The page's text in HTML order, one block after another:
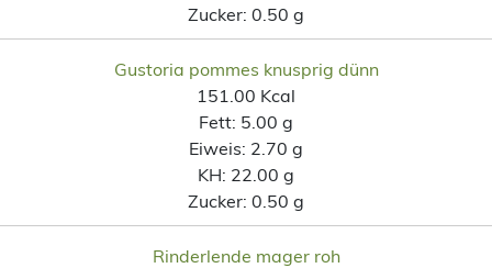
Zucker: 0.50 g
Gustoria pommes knusprig dünn
151.00 Kcal
Fett: 5.00 g
Eiweis: 2.70 g
KH: 22.00 g
Zucker: 0.50 g
Rinderlende mager roh